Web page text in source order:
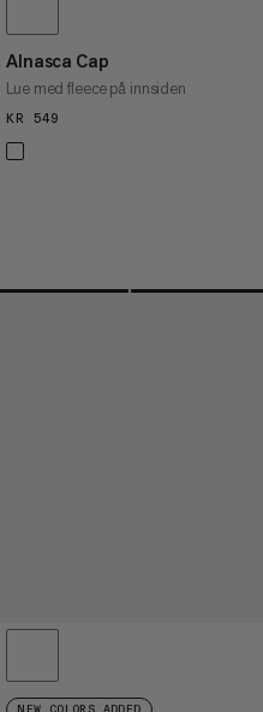
Alnasca Cap
Lue med fleece på innsiden
KR 549